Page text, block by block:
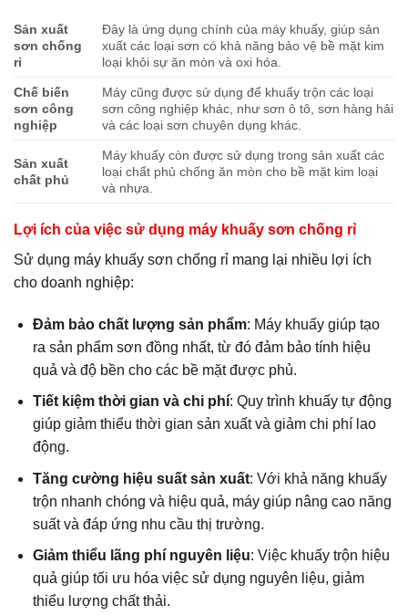
Sản xuất
sơn chống
rỉ
Đây là ứng dụng chính của máy khuấy, giúp sản
xuất các loại sơn có khả năng bảo vệ bề mặt kim
loại khỏi sự ăn mòn và oxi hóa.
Chế biến
sơn công
nghiệp
Máy cũng được sử dụng để khuấy trộn các loại
sơn công nghiệp khác, như sơn ô tô, sơn hàng hải
và các loại sơn chuyên dụng khác.
Sản xuất
chất phủ
Máy khuấy còn được sử dụng trong sản xuất các
loại chất phủ chống ăn mòn cho bề mặt kim loại
và nhựa.
Lợi ích của việc sử dụng máy khuấy sơn chống rỉ
Sử dụng máy khuấy sơn chống rỉ mang lại nhiều lợi ích
cho doanh nghiệp:
Đảm bảo chất lượng sản phẩm: Máy khuấy giúp tạo
ra sản phẩm sơn đồng nhất, từ đó đảm bảo tính hiệu
quả và độ bền cho các bề mặt được phủ.
Tiết kiệm thời gian và chi phí: Quy trình khuấy tự động
giúp giảm thiểu thời gian sản xuất và giảm chi phí lao
động.
Tăng cường hiệu suất sản xuất: Với khả năng khuấy
trộn nhanh chóng và hiệu quả, máy giúp nâng cao năng
suất và đáp ứng nhu cầu thị trường.
Giảm thiểu lãng phí nguyên liệu: Việc khuấy trộn hiệu
quả giúp tối ưu hóa việc sử dụng nguyên liệu, giảm
thiểu lượng chất thải.